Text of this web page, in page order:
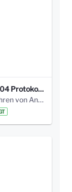
20170204 Protokoll Workshop 2 Promenade Schloßstraße (1).pdf
vor 5 Jahren von Anni Schlumberger